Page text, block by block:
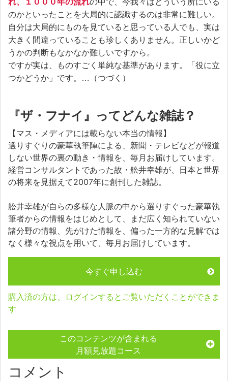
れ、１０００年の流れの中で、今我々はどういう所にいる
のかといったことを大局的に認識するのは非常に難しい。
自分は大局的にものを見ていると思っている人でも、実は
大きく間違っていることも珍しくありません。正しいかど
うかの判断もなかなか難しいですから。
ですが実は、ものすごく単純な基準があります。「役に立
つかどうか」です。…（つづく）
『ザ・フナイ』ってどんな雑誌？
【マス・メディアには載らない本当の情報】
選りすぐりの豪華執筆陣による、新聞・テレビなどが報道
しない世界の裏の動き・情報を、毎月お届けしています。
経営コンサルタントであった故・舩井幸雄が、日本と世界
の将来を見据えて2007年に創刊した雑誌。
舩井幸雄が自らの多様な人脈の中から選りすぐった豪華執
筆者からの情報をはじめとして、まだ広く知られていない
諸分野の情報、先がけた情報を、偏った一方的な見解では
なく様々な視点を用いて、毎月お届けしています。
今すぐ申し込む
購入済の方は、ログインするとご覧いただくことができま
す
このコンテンツが含まれる
月額見放題コース
コメント